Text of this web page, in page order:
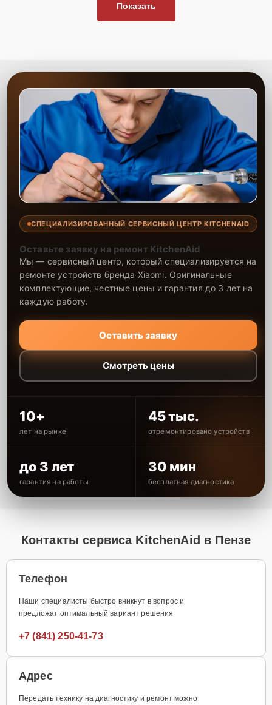
Показать
СПЕЦИАЛИЗИРОВАННЫЙ СЕРВИСНЫЙ ЦЕНТР KITCHENAID
Оставьте заявку на ремонт KitchenAid
Мы — сервисный центр, который специализируется на
ремонте устройств бренда Xiaomi. Оригинальные
комплектующие, честные цены и гарантия до 3 лет на
каждую работу.
Оставить заявку
Смотреть цены
10+
лет на рынке
45 тыс.
отремонтировано устройств
до 3 лет
гарантия на работы
30 мин
бесплатная диагностика
Контакты сервиса KitchenAid в Пензе
Телефон
Наши специалисты быстро вникнут в вопрос и
предложат оптимальный вариант решения
+7 (841) 250-41-73
Адрес
Передать технику на диагностику и ремонт можно